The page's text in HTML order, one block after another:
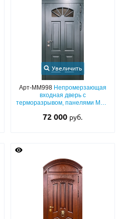
Увеличить
Арт-ММ998 Непромерзающая
входная дверь с
терморазрывом, панелями МДФ
RAL) с фигурным
72 000 руб.